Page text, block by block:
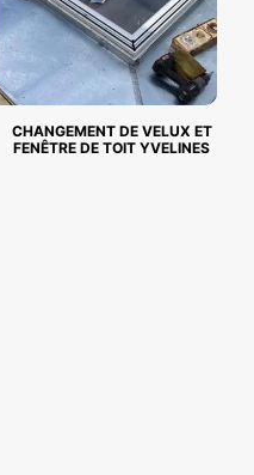
CHANGEMENT DE VELUX ET
FENÊTRE DE TOIT YVELINES